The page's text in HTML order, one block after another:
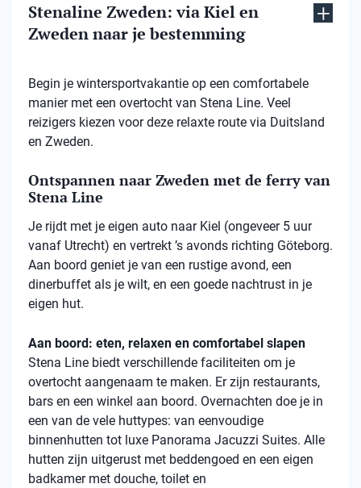
Stenaline Zweden: via Kiel en
Zweden naar je bestemming
Begin je wintersportvakantie op een comfortabele
manier met een overtocht van Stena Line. Veel
reizigers kiezen voor deze relaxte route via Duitsland
en Zweden.
Ontspannen naar Zweden met de ferry van
Stena Line
Je rijdt met je eigen auto naar Kiel (ongeveer 5 uur
vanaf Utrecht) en vertrekt ’s avonds richting Göteborg.
Aan boord geniet je van een rustige avond, een
dinerbuffet als je wilt, en een goede nachtrust in je
eigen hut.
Aan boord: eten, relaxen en comfortabel slapen
Stena Line biedt verschillende faciliteiten om je
overtocht aangenaam te maken. Er zijn restaurants,
bars en een winkel aan boord. Overnachten doe je in
een van de vele huttypes: van eenvoudige
binnenhutten tot luxe Panorama Jacuzzi Suites. Alle
hutten zijn uitgerust met beddengoed en een eigen
badkamer met douche, toilet en